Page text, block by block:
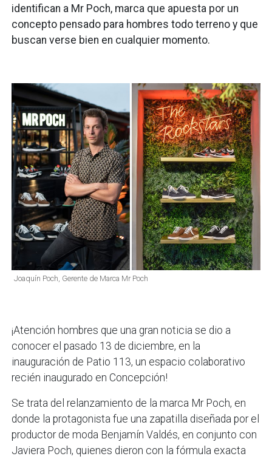
identifican a Mr Poch, marca que apuesta por un
concepto pensado para hombres todo terreno y que
buscan verse bien en cualquier momento.
Joaquín Poch, Gerente de Marca Mr Poch
¡Atención hombres que una gran noticia se dio a
conocer el pasado 13 de diciembre, en la
inauguración de Patio 113, un espacio colaborativo
recién inaugurado en Concepción!
Se trata del relanzamiento de la marca Mr Poch, en
donde la protagonista fue una zapatilla diseñada por el
productor de moda Benjamín Valdés, en conjunto con
Javiera Poch, quienes dieron con la fórmula exacta